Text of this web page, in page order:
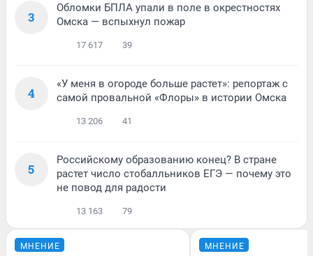
3
Обломки БПЛА упали в поле в окрестностях
Омска — вспыхнул пожар
17 617 39
4
«У меня в огороде больше растет»: репортаж с
самой провальной «Флоры» в истории Омска
13 206 41
5
Российскому образованию конец? В стране
растет число стобалльников ЕГЭ — почему это
не повод для радости
13 163 79
МНЕНИЕ МНЕНИЕ